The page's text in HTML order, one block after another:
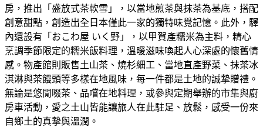
房，推出「盛放式茶軟雪」，以當地煎茶與抹茶為基底，搭配
創意甜點，創造出全日本僅此一家的獨特味覺記憶。此外，驛
內還設有「おこわ屋 いく野」，以甲賀產糯米為主料，精心
烹調季節限定的糯米飯料理，溫暖滋味喚起人心深處的懷舊情
感。物產館則販售土山茶、燒杉細工、當地直產野菜、抹茶冰
淇淋與茶饅頭等多樣在地風味，每一件都是土地的誠摯贈禮。
無論是悠閒啜茶、品嚐在地料理，或參與定期舉辦的市集與廚
房車活動，愛之土山皆能讓旅人在此駐足、放鬆，感受一份來
自鄉土的真摯與溫潤。